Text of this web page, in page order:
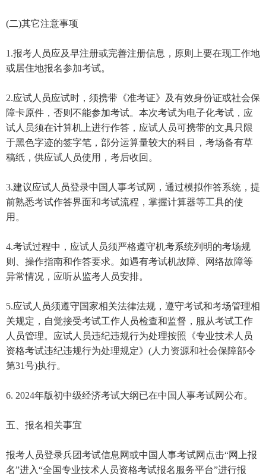
(二)其它注意事项
1.报考人员应及早注册或完善注册信息，原则上要在现工作地
或居住地报名参加考试。
2.应试人员应试时，须携带《准考证》及有效身份证或社会保
障卡原件，否则不能参加考试。本次考试为电子化考试，应
试人员须在计算机上进行作答，应试人员可携带的文具只限
于黑色字迹的签字笔，部分运算量较大的科目，考场备有草
稿纸，供应试人员使用，考后收回。
3.建议应试人员登录中国人事考试网，通过模拟作答系统，提
前熟悉考试作答界面和考试流程，掌握计算器等工具的使
用。
4.考试过程中，应试人员须严格遵守机考系统列明的考场规
则、操作指南和作答要求。如遇有考试机故障、网络故障等
异常情况，应听从监考人员安排。
5.应试人员须遵守国家相关法律法规，遵守考试和考场管理相
关规定，自觉接受考试工作人员检查和监督，服从考试工作
人员管理。应试人员违纪违规行为处理按照《专业技术人员
资格考试违纪违规行为处理规定》(人力资源和社会保障部令
第31号)执行。
6. 2024年版初中级经济考试大纲已在中国人事考试网公布。
五、报名相关事宜
报考人员登录兵团考试信息网或中国人事考试网点击“网上报
名”进入“全国专业技术人员资格考试报名服务平台”进行报